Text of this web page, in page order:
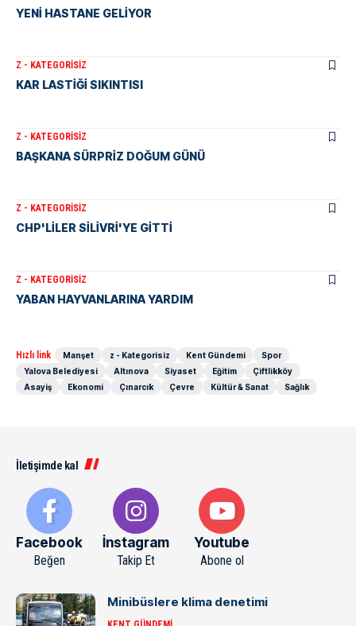
YENİ HASTANE GELİYOR
Z - KATEGORISIZ
KAR LASTİĞİ SIKINTISI
Z - KATEGORISIZ
BAŞKANA SÜRPRİZ DOĞUM GÜNÜ
Z - KATEGORISIZ
CHP'LİLER SİLİVRİ'YE GİTTİ
Z - KATEGORISIZ
YABAN HAYVANLARINA YARDIM
Hızlı link Manşet z - Kategorisiz Kent Gündemi
Spor
Yalova Belediyesi
Altınova Siyaset Eğitim
Çiftlikköy
Asayiş
Ekonomi Çınarcık Çevre Kültür & Sanat Sağlık
İletişimde kal
Facebook
Beğen
İnstagram
Takip Et
Youtube
Abone ol
Minibüslere klima denetimi